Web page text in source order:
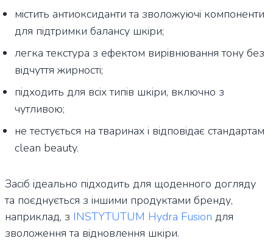
містить антиоксиданти та зволожуючі компоненти
для підтримки балансу шкіри;
легка текстура з ефектом вирівнювання тону без
відчуття жирності;
підходить для всіх типів шкіри, включно з
чутливою;
не тестується на тваринах і відповідає стандартам
clean beauty.
Засіб ідеально підходить для щоденного догляду
та поєднується з іншими продуктами бренду,
наприклад, з INSTYTUTUM Hydra Fusion для
зволоження та відновлення шкіри.